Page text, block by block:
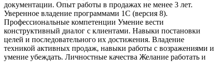
документации. Опыт работы в продажах не менее 3 лет.
Уверенное владение программами 1С (версия 8).
Профессиональные компетенции Умение вести
конструктивный диалог с клиентами. Навыки постановки
целей и последовательного их достижения. Владение
техникой активных продаж, навыки работы с возражениями и
умение убеждать. Личностные качества Желание работать и